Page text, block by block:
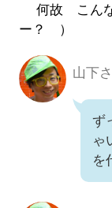
何故 こんな
ー？ ）
山下
ず
ゃ
を